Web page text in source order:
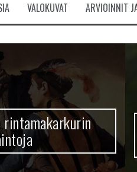
VALOKUVAT ARVIOINNIT
rintamakarkurin